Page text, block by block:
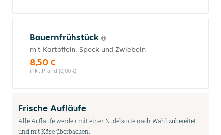
Bauernfrühstück
mit Kartoffeln, Speck und Zwiebeln
8,50 €
inkl. Pfand (0,00 €)
Frische Aufläufe
Alle Aufläufe werden mit einer Nudelsorte nach Wahl zubereitet
und mit Käse überbacken.